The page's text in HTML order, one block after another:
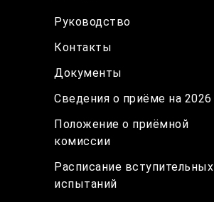
Руководство
Контакты
Документы
Сведения о приёме на 2026
Положение о приёмной
комиссии
Расписание вступительных
испытаний